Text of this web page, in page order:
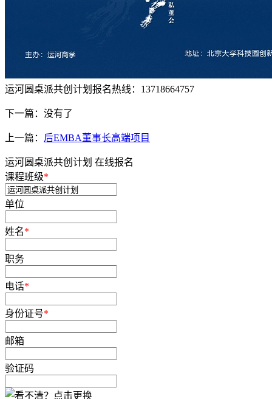
运河圆桌派共创计划报名热线：13718664757
下一篇：没有了
上一篇： 后EMBA董事长高端项目
运河圆桌派共创计划 在线报名
课程班级*
单位
姓名*
职务
电话*
身份证号*
邮箱
验证码